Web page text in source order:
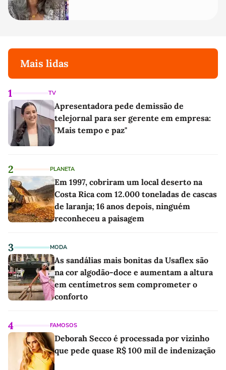
Mais lidas
1 TV
Apresentadora pede demissão de
telejornal para ser gerente em empresa:
"Mais tempo e paz"
2 PLANETA
Em 1997, cobriram um local deserto na
Costa Rica com 12.000 toneladas de cascas
de laranja; 16 anos depois, ninguém
reconheceu a paisagem
3 MODA
As sandálias mais bonitas da Usaflex são
na cor algodão-doce e aumentam a altura
em centímetros sem comprometer o
conforto
4 FAMOSOS
Deborah Secco é processada por vizinho
que pede quase R$ 100 mil de indenização